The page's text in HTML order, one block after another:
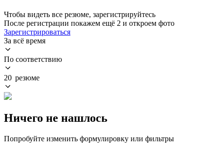
Чтобы видеть все резюме, зарегистрируйтесь
После регистрации покажем ещё 2 и откроем фото
Зарегистрироваться
За всё время
По соответствию
20 резюме
Ничего не нашлось
Попробуйте изменить формулировку или фильтры